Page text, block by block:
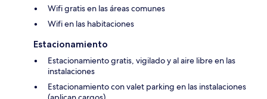
Wifi gratis en las áreas comunes
Wifi en las habitaciones
Estacionamiento
Estacionamiento gratis, vigilado y al aire libre en las
instalaciones
Estacionamiento con valet parking en las instalaciones